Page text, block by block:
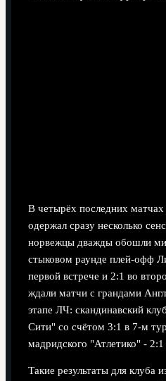
В четырёх последних
одержал сразу несколько
норвежцы дважды обошли
стыковом раунде плей-офф
первой встрече и 2:1 во
ждали матчи с грандами
этапе ЛЧ: скандинавский
Сити" со счётом 3:1 в 7-м
мадридского "Атлетико" -
Такие результаты для клуба